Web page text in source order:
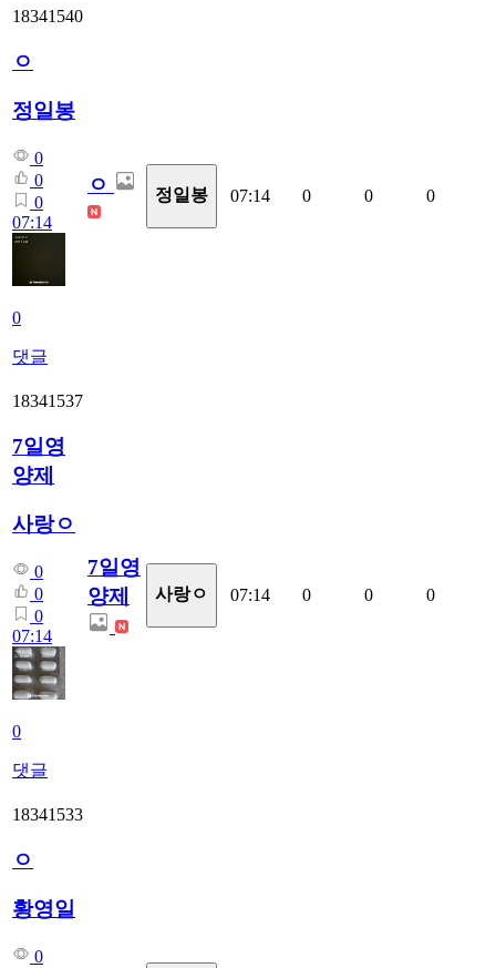
18341540
ㅇ
정일봉
0
0
0
07:14
0
댓글
ㅇ 정일봉 07:14 0 0 0
18341537
7일영
양제
사랑ㅇ
0
0
0
07:14
0
댓글
7일영
양제
사랑ㅇ 07:14 0 0 0
18341533
ㅇ
황영일
0